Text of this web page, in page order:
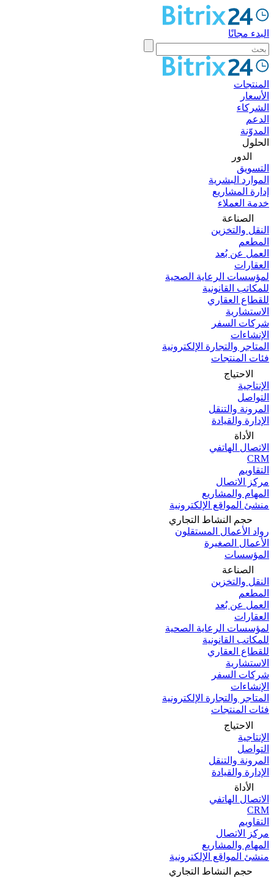
البدء مجانًا
المنتجات
الأسعار
الشركاء
الدعم
المدوّنة
الحلول
الدور
التسويق
الموارد البشرية
إدارة المشاريع
خدمة العملاء
الصناعة
النقل والتخزين
المطعم
العمل عن بُعد
العقارات
لمؤسسات الرعاية الصحية
للمكاتب القانونية
للقطاع العقاري
الاستشارية
شركات السفر
الإنشاءات
المتاجر والتجارة الإلكترونية
فئات المنتجات
الاحتياج
الإنتاجية
التواصل
المرونة والتنقل
الإدارة والقيادة
الأداة
الاتصال الهاتفي
CRM
التقاويم
مركز الاتصال
المهام والمشاريع
منشئ المواقع الإلكترونية
حجم النشاط التجاري
رواد الأعمال المستقلون
الأعمال الصغيرة
المؤسسات
الصناعة
النقل والتخزين
المطعم
العمل عن بُعد
العقارات
لمؤسسات الرعاية الصحية
للمكاتب القانونية
للقطاع العقاري
الاستشارية
شركات السفر
الإنشاءات
المتاجر والتجارة الإلكترونية
فئات المنتجات
الاحتياج
الإنتاجية
التواصل
المرونة والتنقل
الإدارة والقيادة
الأداة
الاتصال الهاتفي
CRM
التقاويم
مركز الاتصال
المهام والمشاريع
منشئ المواقع الإلكترونية
حجم النشاط التجاري